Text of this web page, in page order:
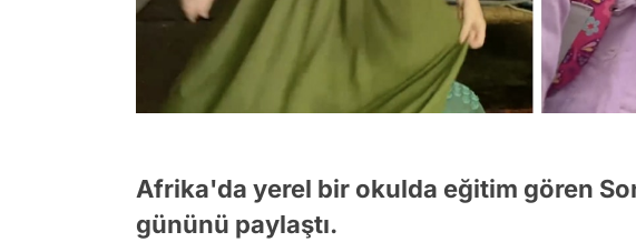
Afrika'da yerel bir okulda eğitim gören
gününü paylaştı.